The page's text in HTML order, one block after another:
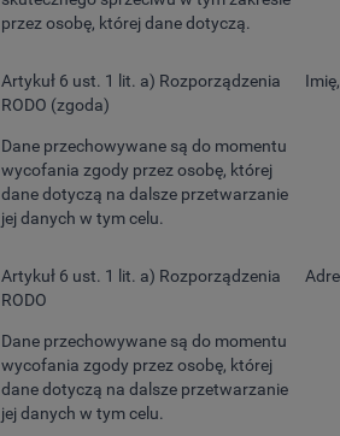
przez osobę, której dane dotyczą.
Artykuł 6 ust. 1 lit. a) Rozporządzenia
RODO (zgoda)
Dane przechowywane są do momentu
wycofania zgody przez osobę, której
dane dotyczą na dalsze przetwarzanie
jej danych w tym celu.
Artykuł 6 ust. 1 lit. a) Rozporządzenia
RODO
Dane przechowywane są do momentu
wycofania zgody przez osobę, której
dane dotyczą na dalsze przetwarzanie
jej danych w tym celu.